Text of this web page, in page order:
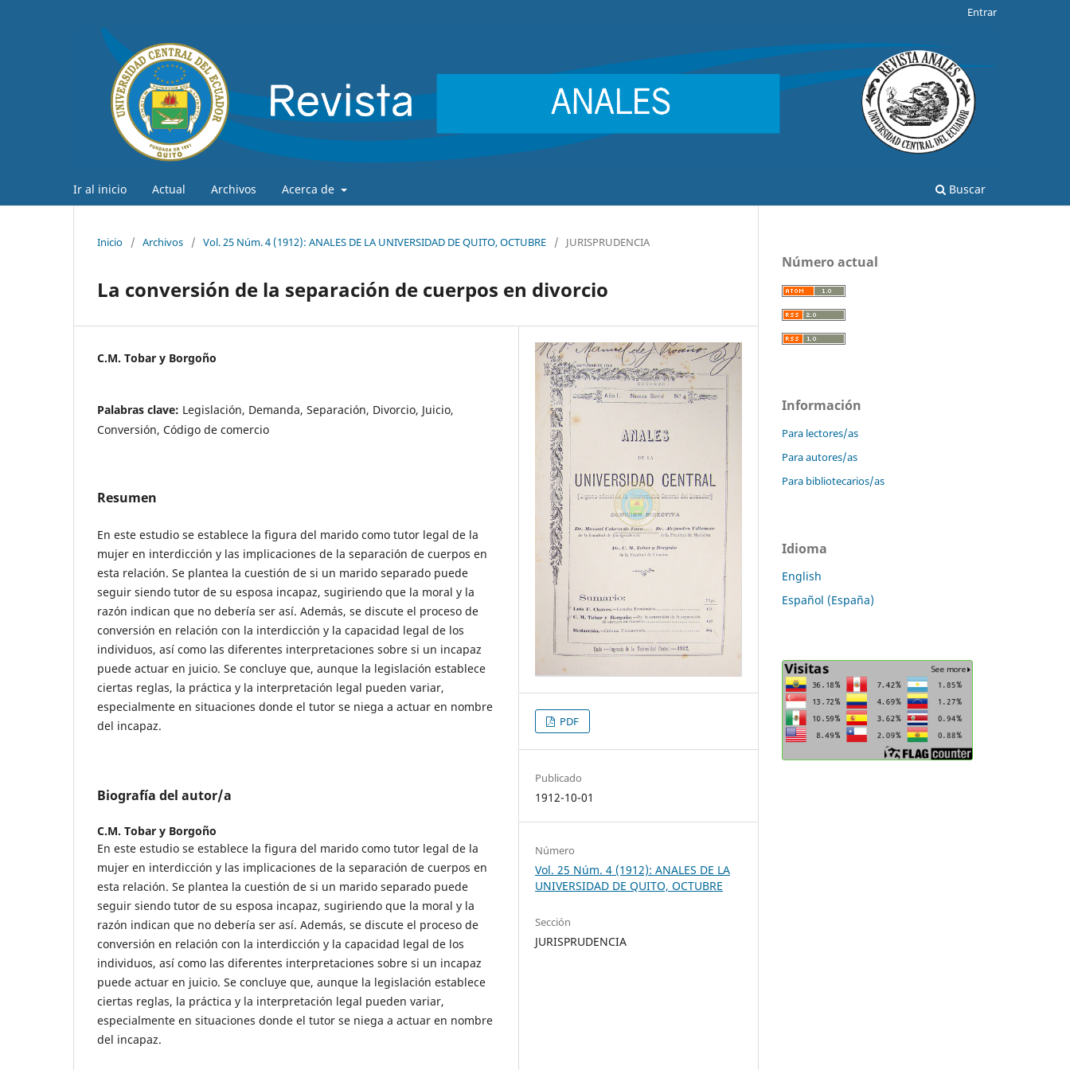
Ir al inicio Actual Archivos Acerca de Buscar
Entrar
Inicio / Archivos / Vol. 25 Núm. 4 (1912): ANALES DE LA UNIVERSIDAD DE QUITO, OCTUBRE / JURISPRUDENCIA
La conversión de la separación de cuerpos en divorcio
C.M. Tobar y Borgoño
Palabras clave: Legislación, Demanda, Separación, Divorcio, Juicio,
Conversión, Código de comercio
Resumen
En este estudio se establece la figura del marido como tutor legal de la
mujer en interdicción y las implicaciones de la separación de cuerpos en
esta relación. Se plantea la cuestión de si un marido separado puede
seguir siendo tutor de su esposa incapaz, sugiriendo que la moral y la
razón indican que no debería ser así. Además, se discute el proceso de
conversión en relación con la interdicción y la capacidad legal de los
individuos, así como las diferentes interpretaciones sobre si un incapaz
puede actuar en juicio. Se concluye que, aunque la legislación establece
ciertas reglas, la práctica y la interpretación legal pueden variar,
especialmente en situaciones donde el tutor se niega a actuar en nombre
del incapaz.
Biografía del autor/a
C.M. Tobar y Borgoño
En este estudio se establece la figura del marido como tutor legal de la
mujer en interdicción y las implicaciones de la separación de cuerpos en
esta relación. Se plantea la cuestión de si un marido separado puede
seguir siendo tutor de su esposa incapaz, sugiriendo que la moral y la
razón indican que no debería ser así. Además, se discute el proceso de
conversión en relación con la interdicción y la capacidad legal de los
individuos, así como las diferentes interpretaciones sobre si un incapaz
puede actuar en juicio. Se concluye que, aunque la legislación establece
ciertas reglas, la práctica y la interpretación legal pueden variar,
especialmente en situaciones donde el tutor se niega a actuar en nombre
del incapaz.
PDF
Publicado
1912-10-01
Número
Vol. 25 Núm. 4 (1912): ANALES DE LA
UNIVERSIDAD DE QUITO, OCTUBRE
Sección
JURISPRUDENCIA
Número actual
Información
Para lectores/as
Para autores/as
Para bibliotecarios/as
Idioma
English
Español (España)